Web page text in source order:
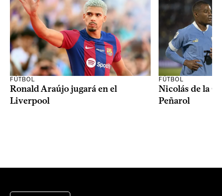
FÚTBOL
Ronald Araújo jugará en el
Liverpool
FÚTBOL
Nicolás de la
Peñarol